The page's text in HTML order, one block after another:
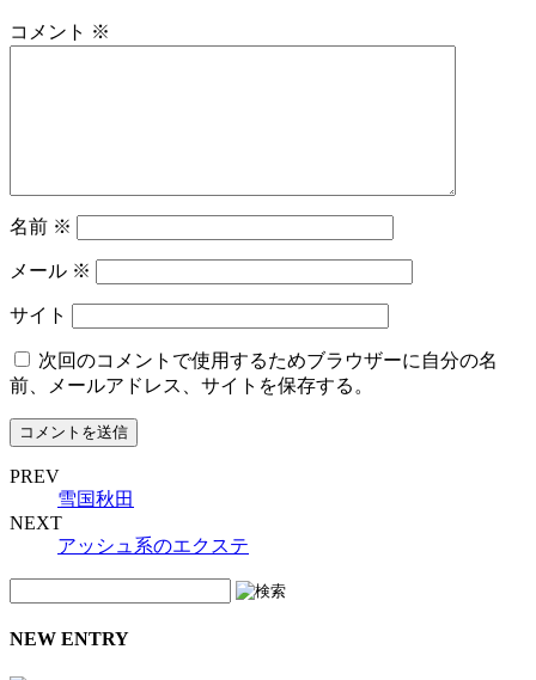
コメント ※
名前 ※
メール ※
サイト
次回のコメントで使用するためブラウザーに自分の名
前、メールアドレス、サイトを保存する。
PREV
雪国秋田
NEXT
アッシュ系のエクステ
NEW ENTRY